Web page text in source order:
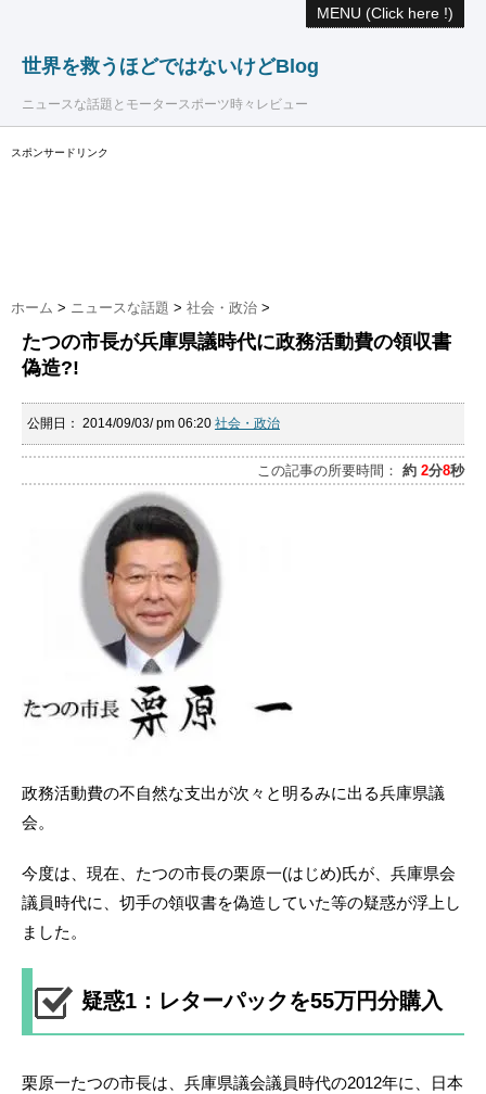
MENU (Click here !)
世界を救うほどではないけどBlog
ニュースな話題とモータースポーツ時々レビュー
スポンサードリンク
ホーム > ニュースな話題 > 社会・政治 >
たつの市長が兵庫県議時代に政務活動費の領収書
偽造?!
公開日： 2014/09/03/ pm 06:20 社会・政治
この記事の所要時間： 約 2分8秒
政務活動費の不自然な支出が次々と明るみに出る兵庫県議
会。
今度は、現在、たつの市長の栗原一(はじめ)氏が、兵庫県会
議員時代に、切手の領収書を偽造していた等の疑惑が浮上し
ました。
疑惑1：レターパックを55万円分購入
栗原一たつの市長は、兵庫県議会議員時代の2012年に、日本